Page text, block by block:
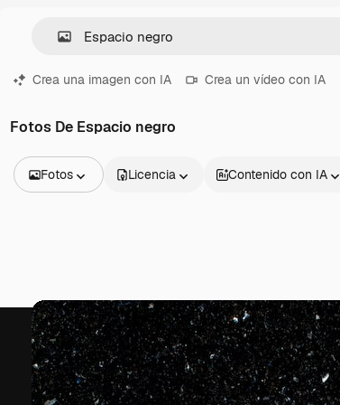
Crea una imagen con IA Crea un vídeo con IA
Fotos De Espacio negro
Fotos
Vídeos
Clips de vídeo
Motion graphics
Plantillas de vídeos
Iconos
Modelos 3D
Fuentes
Licencia Contenido con IA